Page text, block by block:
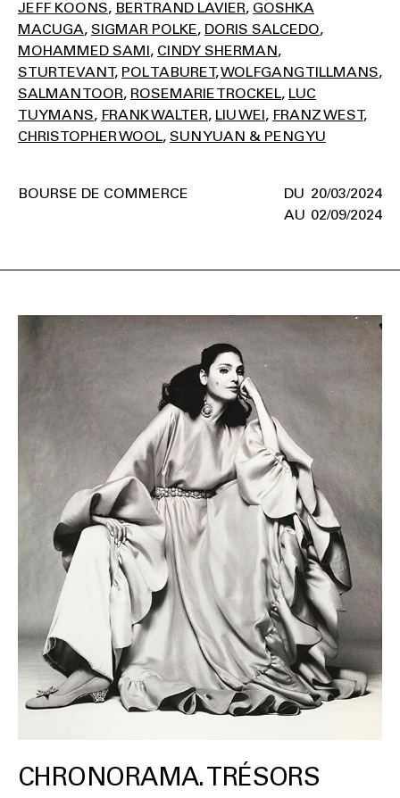
JEFF KOONS BERTRAND LAVIER GOSHKA
MACUGA SIGMAR POLKE DORIS SALCEDO
MOHAMMED SAMI CINDY SHERMAN
STURTEVANT POL TABURET WOLFGANG TILLMANS
SALMAN TOOR ROSEMARIE TROCKEL LUC
TUYMANS FRANK WALTER LIU WEI FRANZ WEST
CHRISTOPHER WOOL SUN YUAN & PENG YU
20/03/2024
02/09/2024
BOURSE DE COMMERCE
CHRONORAMA. TRÉSORS